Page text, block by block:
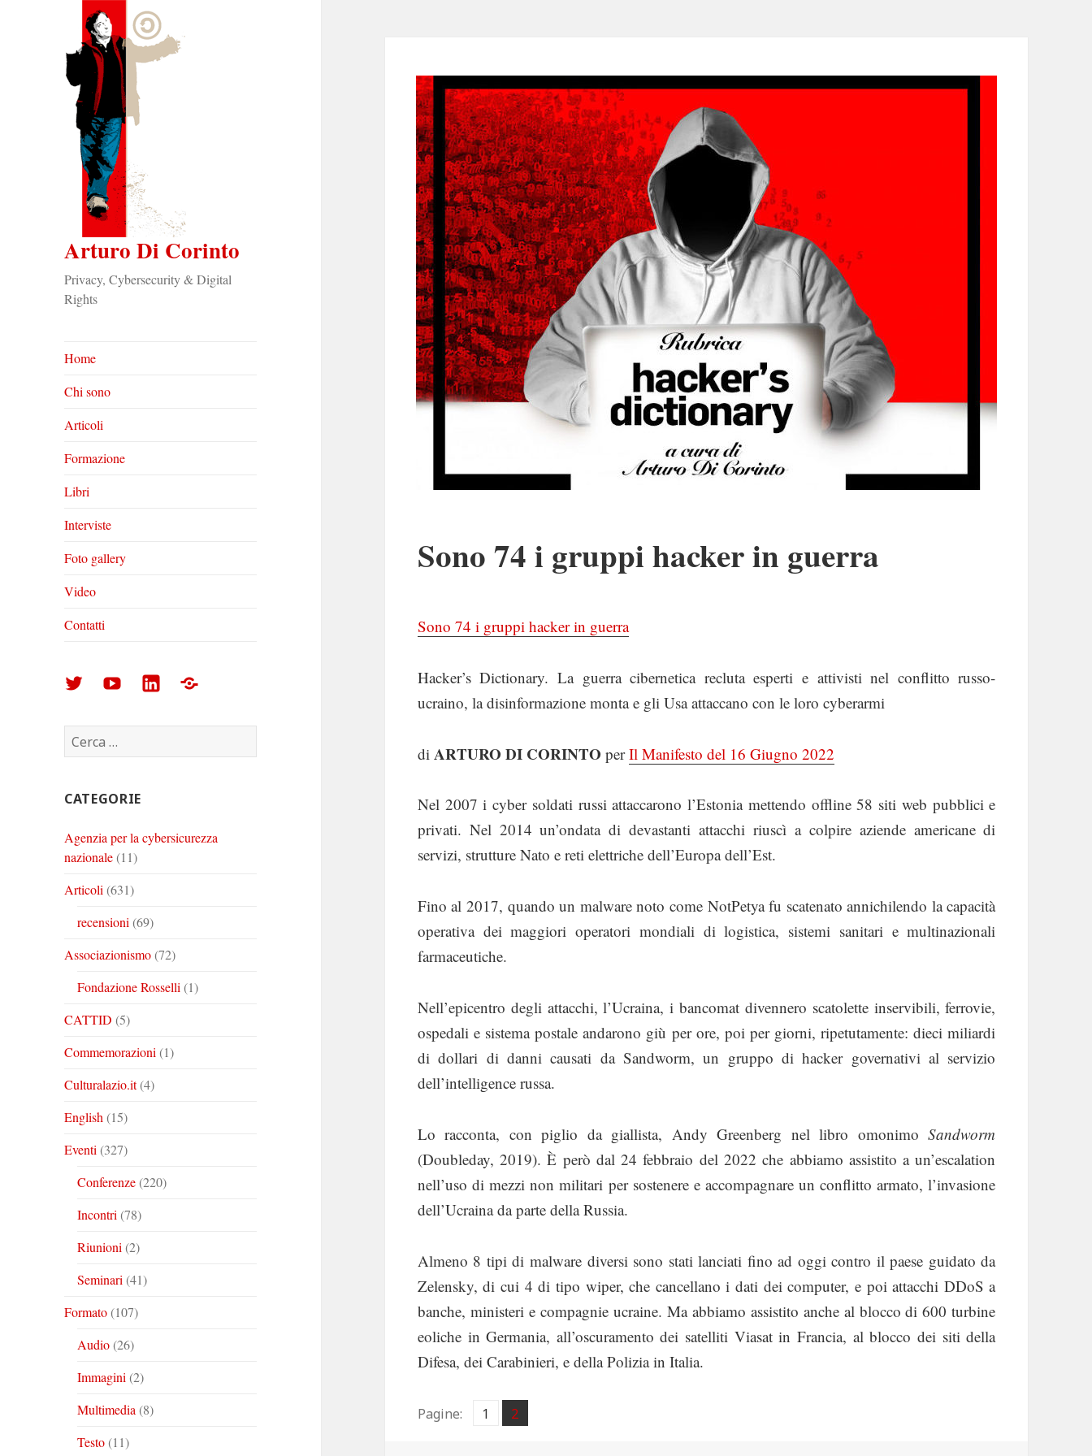
Arturo Di Corinto
Privacy, Cybersecurity & Digital
Rights
Home
Chi sono
Articoli
Formazione
Libri
Interviste
Foto gallery
Video
Contatti
Arturo
Corinto
su
Arturo
Corinto
su
Arturo
su
Foto
Ricerca
per:
CATEGORIE
Agenzia per la cybersicurezza
nazionale(11)
Articoli (631)
recensioni (69)
Associazionismo(72)
Fondazione Rosselli (1)
CATTID (5)
Commemorazioni (1)
Culturalazio.it(4)
English (15)
Eventi (327)
Conferenze(220)
Incontri (78)
Riunioni (2)
Seminari (41)
Formato(107)
Audio(26)
Immagini (2)
Multimedia (8)
Testo(11)
Sono 74 i gruppi hacker in guerra
Sono 74 i gruppi hacker in guerra
Hacker’s Dictionary. La guerra cibernetica recluta esperti e attivisti nel conflitto russo-
ucraino, la disinformazione monta e gli Usa attaccano con le loro cyberarmi
di ARTURO DI CORINTO perIl Manifesto del 16 Giugno 2022
Nel 2007 i cyber soldati russi attaccarono l’Estonia mettendo offline 58 siti web pubblici e
privati. Nel 2014 un’ondata di devastanti attacchi riuscì a colpire aziende americane di
servizi, strutture Nato e reti elettriche dell’Europa dell’Est.
Fino al 2017, quando un malware noto come NotPetya fu scatenato annichilendo la capacità
operativa dei maggiori operatori mondiali di logistica, sistemi sanitari e multinazionali
farmaceutiche.
Nell’epicentro degli attacchi, l’Ucraina, i bancomat divennero scatolette inservibili, ferrovie,
ospedali e sistema postale andarono giù per ore, poi per giorni, ripetutamente: dieci miliardi
di dollari di danni causati da Sandworm, un gruppo di hacker governativi al servizio
dell’intelligence russa.
Lo racconta, con piglio da giallista, Andy Greenberg nel libro omonimoSandworm
(Doubleday, 2019). È però dal 24 febbraio del 2022 che abbiamo assistito a un’escalation
nell’uso di mezzi non militari per sostenere e accompagnare un conflitto armato, l’invasione
dell’Ucraina da parte della Russia.
Almeno 8 tipi di malware diversi sono stati lanciati fino ad oggi contro il paese guidato da
Zelensky, di cui 4 di tipo wiper, che cancellano i dati dei computer, e poi attacchi DDoS a
banche, ministeri e compagnie ucraine. Ma abbiamo assistito anche al blocco di 600 turbine
eoliche in Germania, all’oscuramento dei satelliti Viasat in Francia, al blocco dei siti della
Difesa, dei Carabinieri, e della Polizia in Italia.
Pagine: Pagina
1 ,
Pagina
2